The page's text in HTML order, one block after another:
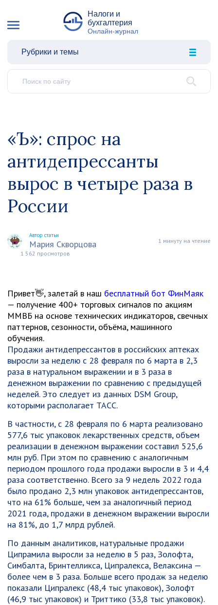
Налоги и
бухгалтерия
Онлайн-журнал
Рубрики и темы
«Ъ»: спрос на
антидепрессанты
вырос в четыре раза в
России
Автор статьи
Мария Скворцова
1 минуту на чтение
1 562 просмотров
Привет👋, залетай в наш бесплатный бот ФинМаяк
— получение 400+ торговых сигналов по акциям
ММВБ на основе технических индикаторов, свечных
паттернов, сезонности, объёма, машинного
обучения.
Продажи антидепрессантов в российских аптеках
выросли за неделю с 28 февраля по 6 марта в 2,3
раза в натуральном выражении и в 3 раза в
денежном выражении по сравнению с предыдущей
неделей. Это следует из данных DSM Group,
которыми располагает ТАСС.
В частности, с 28 февраля по 6 марта реализовано
577,6 тыс упаковок лекарственных средств, объем
реализации в денежном выражении составил 525,6
млн руб. При этом по сравнению с аналогичным
периодом прошлого года продажи выросли в 3 и 4,4
раза соответственно. Всего за 9 недель 2022 года
было продано 2,3 млн упаковок антидепрессантов,
что на 61% больше, чем за аналогичный период
2021 года, продажи в денежном выражении выросли
на 81%, до 1,7 млрд рублей.
По данным аналитиков, натуральные продажи
Ципрамила выросли за неделю в 5 раз, Золофта,
Симбалта, Бринтелликса, Ципралекса, Велаксина —
более чем в 3 раза. Больше всего продаж за неделю
показали Ципралекс (48,4 тыс упаковок), Золофт
(46,9 тыс упаковок) и Триттико (33,8 тыс упаковок).